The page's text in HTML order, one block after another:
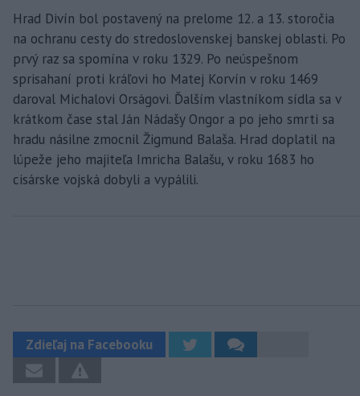
Hrad Divín bol postavený na prelome 12. a 13. storočia
na ochranu cesty do stredoslovenskej banskej oblasti. Po
prvý raz sa spomína v roku 1329. Po neúspešnom
sprisahaní proti kráľovi ho Matej Korvín v roku 1469
daroval Michalovi Orságovi. Ďalším vlastníkom sídla sa v
krátkom čase stal Ján Nádašy Ongor a po jeho smrti sa
hradu násilne zmocnil Žigmund Balaša. Hrad doplatil na
lúpeže jeho majiteľa Imricha Balašu, v roku 1683 ho
cisárske vojská dobyli a vypálili.
Zdieľaj na Facebooku